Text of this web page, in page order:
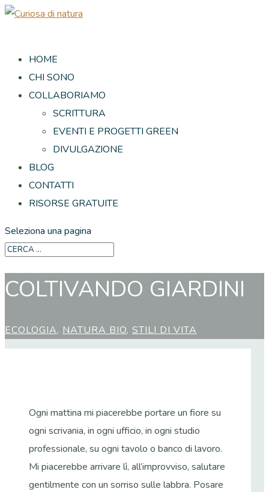
HOME
CHI SONO
COLLABORIAMO
SCRITTURA
EVENTI E PROGETTI GREEN
DIVULGAZIONE
BLOG
CONTATTI
RISORSE GRATUITE
Seleziona una pagina
COLTIVANDO GIARDINI
ECOLOGIA, NATURA BIO, STILI DI VITA
Ogni mattina mi piacerebbe portare un fiore su
ogni scrivania, in ogni ufficio, in ogni studio
professionale, su ogni tavolo o banco di lavoro.
Mi piacerebbe arrivare lì, all’improvviso, salutare
gentilmente con un sorriso sulle labbra. Posare